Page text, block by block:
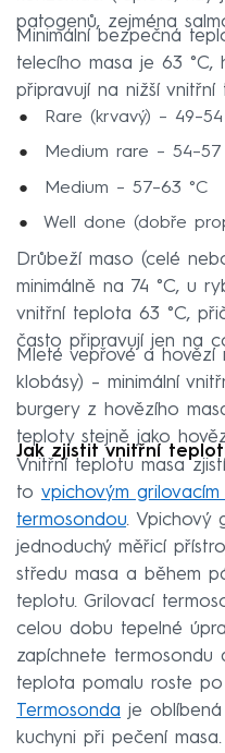
patogenů, zejména
Minimální bezpečná
telecího masa je 63 °C,
připravují na nižší
Rare (krvavý) – 49–54
Medium rare – 54–57
Medium – 57–63 °C
Well done (dobře
Drůbeží maso (celé
minimálně na 74 °C, u
vnitřní teplota 63 °C,
často připravují jen na
Mleté vepřové a hovězí
klobásy) – minimální
burgery z hovězího
teploty stejně jako
Jak zjistit vnitřní
Vnitřní teplotu masa
to vpichovým grilovacím
termosondou. Vpichový
jednoduchý měřicí
středu masa a během
teplotu. Grilovací
celou dobu tepelné
zapíchnete termosondu
teplota pomalu roste
Termosonda je
kuchyni při pečení